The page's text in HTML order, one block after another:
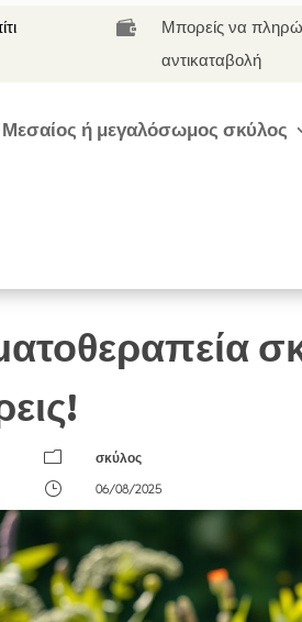

Μπορείς να
αντικαταβολή
Μεσαίος ή μεγαλόσωμος σκύλος
m
σκύλος
}
06/08/2025